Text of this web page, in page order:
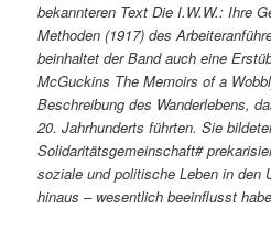
bekannteren Text Die I.W.W.: Ihre
Methoden (1917) des
beinhaltet der Band auch eine
McGuckins The Memoirs of a
Beschreibung des Wanderlebens,
20. Jahrhunderts führten. Sie
Solidaritätsgemeinschaft#
soziale und politische Leben in den
hinaus – wesentlich beeinflusst